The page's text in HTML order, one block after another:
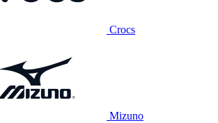
Crocs
Mizuno